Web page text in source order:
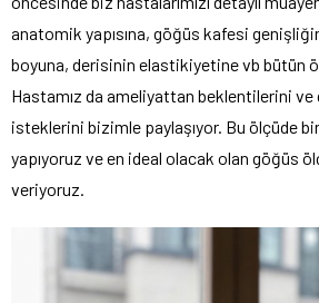
anatomik yapısına, göğüs kafesi
boyuna, derisinin elastikiyetine vb bütün
Hastamız da ameliyattan beklentilerini ve
isteklerini bizimle paylaşıyor. Bu ölçüde
yapıyoruz ve en ideal olacak olan göğüs
veriyoruz.